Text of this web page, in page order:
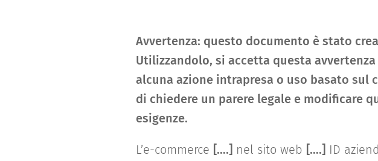
Avvertenza: questo documento è stato
Utilizzandolo, si accetta questa
alcuna azione intrapresa o uso basato sul
di chiedere un parere legale e modificare
esigenze.
L’e-commerce [….] nel sito web [….] ID